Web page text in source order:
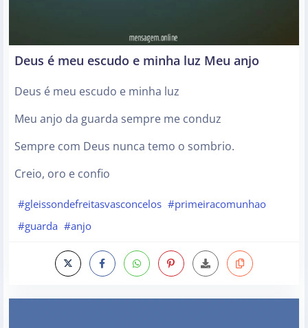
Deus é meu escudo e minha luz Meu anjo
Deus é meu escudo e minha luz
Meu anjo da guarda sempre me conduz
Sempre com Deus nunca temo o sombrio.
Creio, oro e confio
#gleissondefreitasvasconcelos #primeiracomunhao
#guarda #anjo